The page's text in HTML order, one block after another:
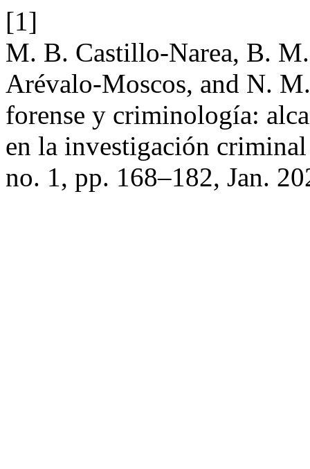
[1]
M. B. Castillo-Narea, B.
Arévalo-Moscos, and N.
forense y criminología:
en la investigación
no. 1, pp. 168–182, Jan.